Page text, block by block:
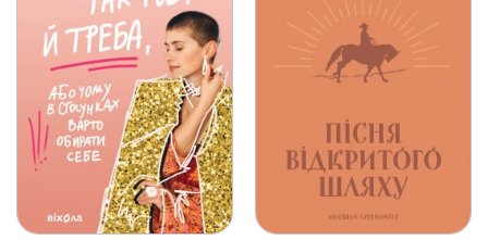
Подарункові сертифікати
ВИДАВНИЦТВА
АВТОРИ